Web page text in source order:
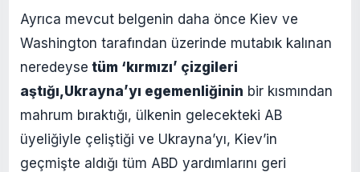
Ayrıca mevcut belgenin daha önce Kiev ve
Washington tarafından üzerinde mutabık kalınan
neredeyse tüm ‘kırmızı’ çizgileri
aştığı,Ukrayna’yı egemenliğinin bir kısmından
mahrum bıraktığı, ülkenin gelecekteki AB
üyeliğiyle çeliştiği ve Ukrayna’yı, Kiev’in
geçmişte aldığı tüm ABD yardımlarını geri